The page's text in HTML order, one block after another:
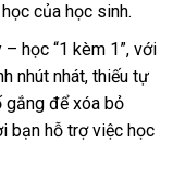
của học sinh.
học “1 kèm 1”, với
nhút nhát, thiếu tự
để xóa bỏ
bạn hỗ trợ việc học